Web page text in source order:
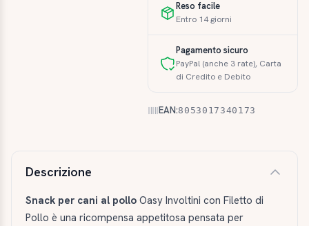
Reso facile
Entro 14 giorni
Pagamento sicuro
PayPal (anche 3 rate), Carta
di Credito e Debito
EAN:8053017340173
Descrizione
Snack per cani al pollo Oasy Involtini con Filetto di
Pollo è una ricompensa appetitosa pensata per